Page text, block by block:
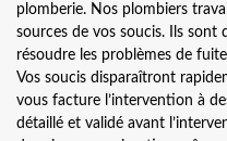
plomberie. Nos plombiers
sources de vos soucis. Ils sont
résoudre les problèmes de
Vos soucis disparaîtront
vous facture l’intervention à
détaillé et validé avant